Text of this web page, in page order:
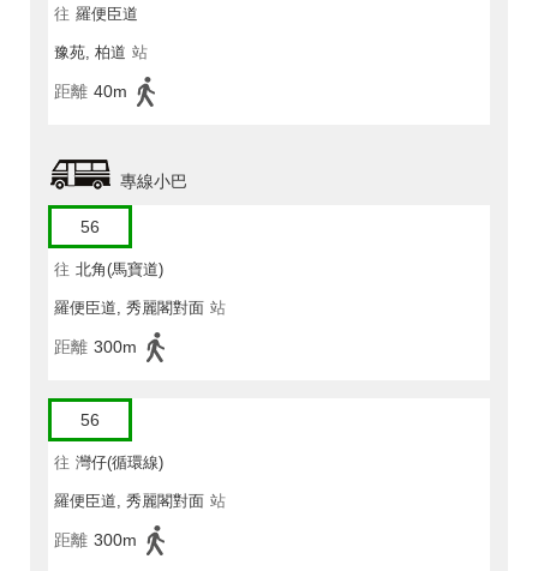
往 羅便臣道
豫苑, 柏道 站
距離 40m
專線小巴
56
往 北角(馬寶道)
羅便臣道, 秀麗閣對面 站
距離 300m
56
往 灣仔(循環線)
羅便臣道, 秀麗閣對面 站
距離 300m